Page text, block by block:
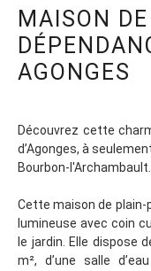
MAISON
AGONGES
Découvrez cette
d’Agonges, à
Bourbon-l'Archambault.
Cette maison de plain-
lumineuse avec coin
le jardin. Elle dispose
m², d’une salle